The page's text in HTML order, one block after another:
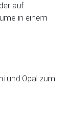
auf
in einem
und Opal zum